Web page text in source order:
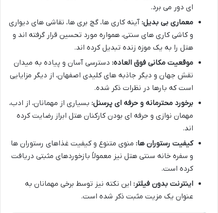
ای دور می برد.
معماری بی بدیل: آینه کاری ها، گچ بری ها، نقاشی های دیواری
و کاشی کاری های سنتی، همواره مورد تحسین قرار گرفته اند و
هتل را به یک موزه زنده تبدیل کرده اند.
موقعیت مکانی فوق العاده: دسترسی آسان و پیاده به میدان
نقش جهان و دیگر جاذبه های کلیدی اصفهان، از دیگر مزایایی
است که بارها در نظرات ذکر شده.
برخورد محترمانه و حرفه ای پرسنل: بسیاری از مهمانان، از ادب،
مهمان نوازی و حرفه ای بودن کارکنان هتل ابراز رضایت کرده
اند.
کیفیت رستوران ها: منوی متنوع و کیفیت غذاهای رستوران ها
و سفره خانه سنتی هتل نیز معمولاً بازخوردهای مثبتی دریافت
کرده است.
اینترنت بدون فیلتر: این نکته نیز توسط برخی مهمانان به
عنوان یک مزیت مثبت ذکر شده است.